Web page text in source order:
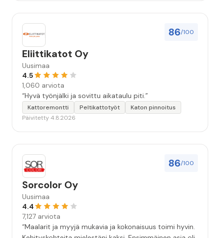
86/100
Eliittikatot Oy
Uusimaa
4.5
1,060 arviota
“Hyvä työnjälki ja sovittu aikataulu piti.”
Kattoremontti Peltikattotyöt
Katon pinnoitus
Päivitetty 4.8.2026
86/100
Sorcolor Oy
Uusimaa
4.4
7,127 arviota
“Maalarit ja myyjä mukavia ja kokonaisuus toimi hyvin.